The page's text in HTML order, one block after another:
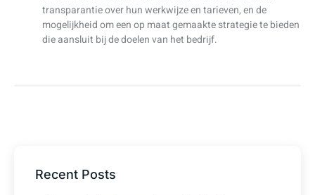
transparantie over hun werkwijze en tarieven, en de
mogelijkheid om een op maat gemaakte strategie te bieden
die aansluit bij de doelen van het bedrijf.
Recent Posts